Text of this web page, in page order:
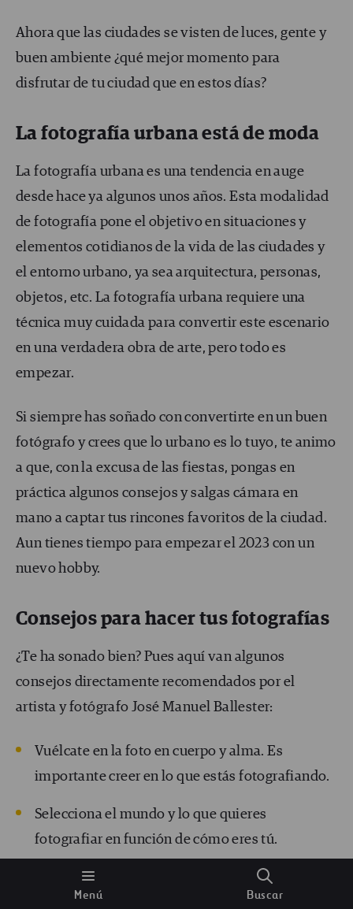
Menú Buscar
Ahora que las ciudades se visten de luces, gente y
buen ambiente ¿qué mejor momento para
disfrutar de tu ciudad que en estos días?
La fotografía urbana está de moda
La fotografía urbana es una tendencia en auge
desde hace ya algunos unos años. Esta modalidad
de fotografía pone el objetivo en situaciones y
elementos cotidianos de la vida de las ciudades y
el entorno urbano, ya sea arquitectura, personas,
objetos, etc. La fotografía urbana requiere una
técnica muy cuidada para convertir este escenario
en una verdadera obra de arte, pero todo es
empezar.
Si siempre has soñado con convertirte en un buen
fotógrafo y crees que lo urbano es lo tuyo, te animo
a que, con la excusa de las fiestas, pongas en
práctica algunos consejos y salgas cámara en
mano a captar tus rincones favoritos de la ciudad.
Aun tienes tiempo para empezar el 2023 con un
nuevo hobby.
Consejos para hacer tus fotografías
¿Te ha sonado bien? Pues aquí van algunos
consejos directamente recomendados por el
artista y fotógrafo José Manuel Ballester:
Vuélcate en la foto en cuerpo y alma. Es
importante creer en lo que estás fotografiando.
Selecciona el mundo y lo que quieres
fotografiar en función de cómo eres tú.
No te obsesiones con hacer una buena foto, sé
tú mismo y fotografía con honestidad.